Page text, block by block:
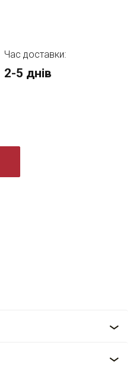
Час доставки:
2-5 днів